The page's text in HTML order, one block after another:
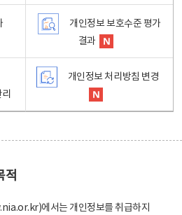
개인정보 보호수준 평가
결과
개인정보 처리방침 변경
적
에서는 개인정보를 취급하지